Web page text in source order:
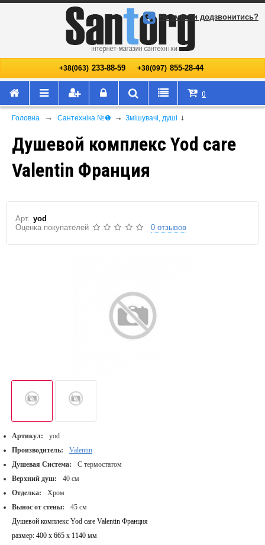
+38(063) 233-88-59 +38(097) 855-28-44
Не змогли додзвонитись?
0
Головна → Сантехніка №❶ → Змішувачі, душі ↓
Душевой комплекс Yod care
Valentin Франция
Арт. yod
Оценка покупателей
0 отзывов
Артикул:
yod
Производитель:
Valentin
Душевая Система:
С термостатом
Верхний душ:
40 см
Отделка:
Хром
Вынос от стены:
45 см
Душевой комплекс Yod care Valentin Франция
размер: 400 x 665 x 1140 мм